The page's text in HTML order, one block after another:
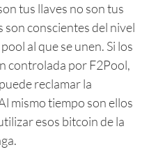
tus llaves no son tus
son conscientes del nivel
al que se unen. Si los
controlada por F2Pool,
reclamar la
mismo tiempo son ellos
esos bitcoin de la